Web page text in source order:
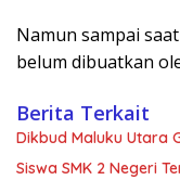
Namun sampai
belum dibuatkan
Berita Terkait
Dikbud Maluku Utara
Siswa SMK 2 Negeri